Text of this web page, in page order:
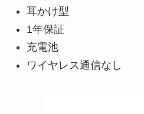
耳かけ型
1年保証
充電池
ワイヤレス通信なし